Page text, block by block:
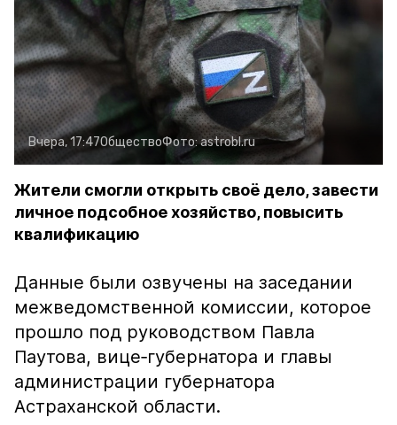
Вчера, 17:47ОбществоФото:astrobl.ru
Жители смогли открыть своё дело, завести
личное подсобное хозяйство, повысить
квалификацию
Данные были озвучены на заседании
межведомственной комиссии, которое
прошло под руководством Павла
Паутова, вице‑губернатора и главы
администрации губернатора
Астраханской области.